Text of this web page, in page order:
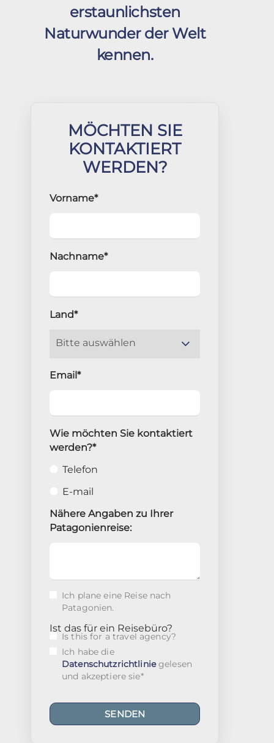
erstaunlichsten
Naturwunder der Welt
kennen.
MÖCHTEN SIE
KONTAKTIERT
WERDEN?
Vorname*
Nachname*
Land*
Email*
Wie möchten Sie kontaktiert
werden?*
Telefon
E-mail
Nähere Angaben zu Ihrer
Patagonienreise:
Ich plane eine Reise nach
Patagonien.
Ist das für ein Reisebüro?
Is this for a travel agency?
Ich habe die
Datenschutzrichtliniegelesen
und akzeptiere sie*